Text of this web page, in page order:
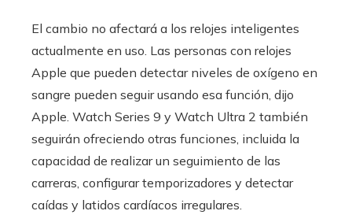
El cambio no afectará a los relojes inteligentes
actualmente en uso. Las personas con relojes
Apple que pueden detectar niveles de oxígeno en
sangre pueden seguir usando esa función, dijo
Apple. Watch Series 9 y Watch Ultra 2 también
seguirán ofreciendo otras funciones, incluida la
capacidad de realizar un seguimiento de las
carreras, configurar temporizadores y detectar
caídas y latidos cardíacos irregulares.